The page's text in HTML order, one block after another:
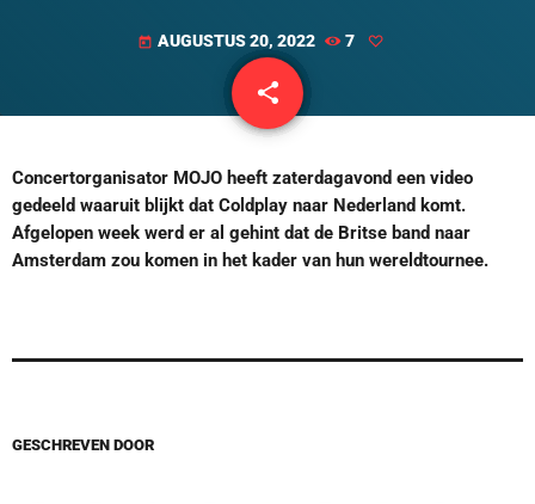
today AUGUSTUS 20, 2022 7
share
email
Concertorganisator MOJO heeft zaterdagavond een video
gedeeld waaruit blijkt dat Coldplay naar Nederland komt.
Afgelopen week werd er al gehint dat de Britse band naar
Amsterdam zou komen in het kader van hun wereldtournee.
GESCHREVEN DOOR